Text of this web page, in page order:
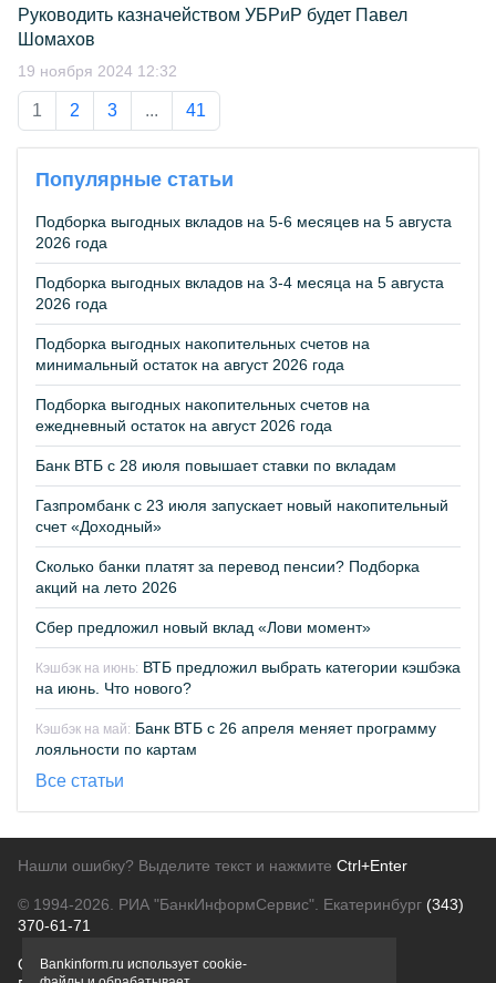
Руководить казначейством УБРиР будет Павел
Шомахов
19 ноября 2024 12:32
1 2 3 ... 41
Популярные статьи
Подборка выгодных вкладов на 5-6 месяцев на 5 августа
2026 года
Подборка выгодных вкладов на 3-4 месяца на 5 августа
2026 года
Подборка выгодных накопительных счетов на
минимальный остаток на август 2026 года
Подборка выгодных накопительных счетов на
ежедневный остаток на август 2026 года
Банк ВТБ с 28 июля повышает ставки по вкладам
Газпромбанк с 23 июля запускает новый накопительный
счет «Доходный»
Сколько банки платят за перевод пенсии? Подборка
акций на лето 2026
Сбер предложил новый вклад «Лови момент»
Кэшбэк на июнь: ВТБ предложил выбрать категории кэшбэка
на июнь. Что нового?
Кэшбэк на май: Банк ВТБ с 26 апреля меняет программу
лояльности по картам
Все статьи
Нашли ошибку? Выделите текст и нажмите Ctrl+Enter
© 1994-2026. РИА "БанкИнформСервис". Екатеринбург (343)
370-61-71
О проектеПолитика конфиденциальности
Bankinform.ru использует cookie-